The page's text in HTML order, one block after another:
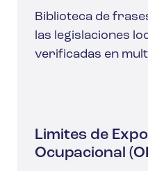
Biblioteca de
las legislaciones
verificadas en
Limites de
Ocupacional